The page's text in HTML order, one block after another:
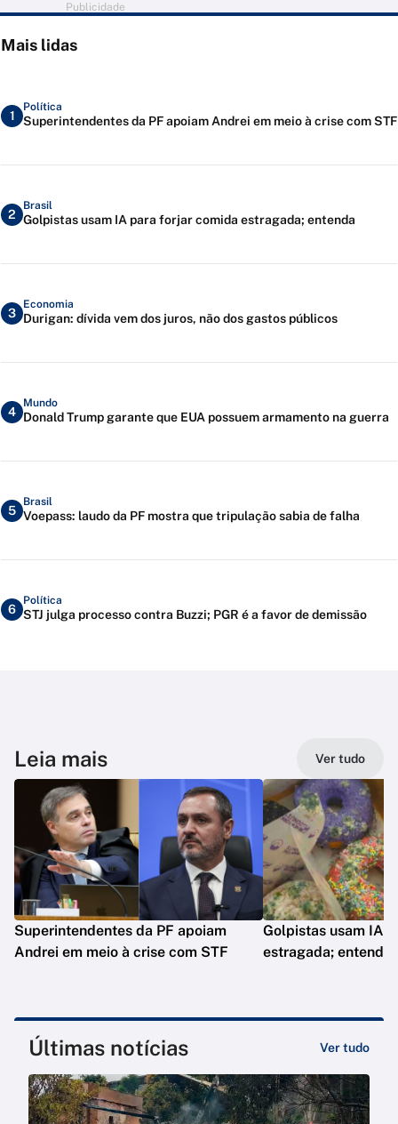
Publicidade
Mais lidas
1
Política
Superintendentes da PF apoiam Andrei em meio à crise com STF
2
Brasil
Golpistas usam IA para forjar comida estragada; entenda
3
Economia
Durigan: dívida vem dos juros, não dos gastos públicos
4
Mundo
Donald Trump garante que EUA possuem armamento na guerra
5
Brasil
Voepass: laudo da PF mostra que tripulação sabia de falha
6
Política
STJ julga processo contra Buzzi; PGR é a favor de demissão
Leia mais Ver tudo
Superintendentes da PF apoiam
Andrei em meio à crise com STF
Golpistas usam IA
estragada; entenda
Últimas notícias Ver tudo